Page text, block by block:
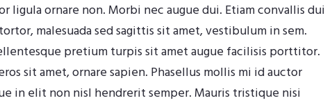
ligula ornare non. Morbi nec augue dui. Etiam convallis dui
malesuada sed sagittis sit amet, vestibulum in sem.
pretium turpis sit amet augue facilisis porttitor.
sit amet, ornare sapien. Phasellus mollis mi id auctor
in elit non nisl hendrerit semper. Mauris tristique nisi